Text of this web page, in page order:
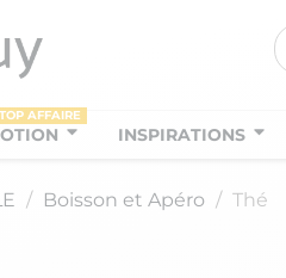
TOP AFFAIRE
INSPIRATIONS
Boisson et Apéro Thé